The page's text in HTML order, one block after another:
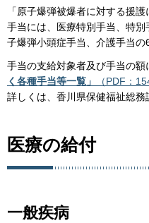
「原子爆弾被爆者に対する援
手当には、医療特別手当、特
子爆弾小頭症手当、介護手当の
手当の支給対象者及び手当の額
く各種手当等一覧」
（PDF：
詳しくは、香川県保健福祉総務
医療の給付
一般疾病